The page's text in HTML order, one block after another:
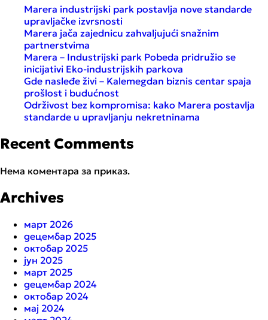
centru
Beograda
Marera industrijski park postavlja nove standarde
upravljačke izvrsnosti
Marera jača zajednicu zahvaljujući snažnim
partnerstvima
Marera – Industrijski park Pobeda pridružio se
inicijativi Eko-industrijskih parkova
Gde nasleđe živi – Kalemegdan biznis centar spaja
prošlost i budućnost
Održivost bez kompromisa: kako Marera postavlja
standarde u upravljanju nekretninama
Recent Comments
Нема коментара за приказ.
Archives
март 2026
децембар 2025
октобар 2025
јун 2025
март 2025
децембар 2024
октобар 2024
мај 2024